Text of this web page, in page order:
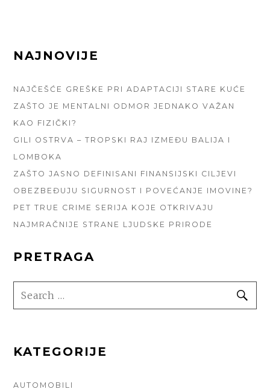
FOOTER
NAJNOVIJE
NAJČEŠĆE GREŠKE PRI ADAPTACIJI STARE KUĆE
ZAŠTO JE MENTALNI ODMOR JEDNAKO VAŽAN
KAO FIZIČKI?
GILI OSTRVA – TROPSKI RAJ IZMEĐU BALIJA I
LOMBOKA
ZAŠTO JASNO DEFINISANI FINANSIJSKI CILJEVI
OBEZBEĐUJU SIGURNOST I POVEĆANJE IMOVINE?
PET TRUE CRIME SERIJA KOJE OTKRIVAJU
NAJMRAČNIJE STRANE LJUDSKE PRIRODE
PRETRAGA
SEARCH
FOR:
KATEGORIJE
AUTOMOBILI